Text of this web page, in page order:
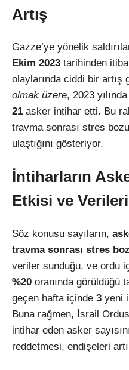
Artış
Gazze’ye yönelik
Ekim 2023 tarihinden
olaylarında ciddi bir artış
olmak üzere, 2023
21 asker intihar etti. Bu
travma sonrası stres
ulaştığını gösteriyor.
İntiharların
Etkisi ve
Söz konusu sayıların,
travma sonrası stres
veriler sunduğu, ve ordu
%20 oranında görüldüğü
geçen hafta içinde 3 yeni
Buna rağmen, İsrail
intihar eden asker
reddetmesi, endişeleri